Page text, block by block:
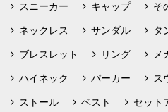
スニーカー キャップ そ
ネックレス サンダル タ
ブレスレット リング メ
ハイネック パーカー ス
ストール ベスト セット